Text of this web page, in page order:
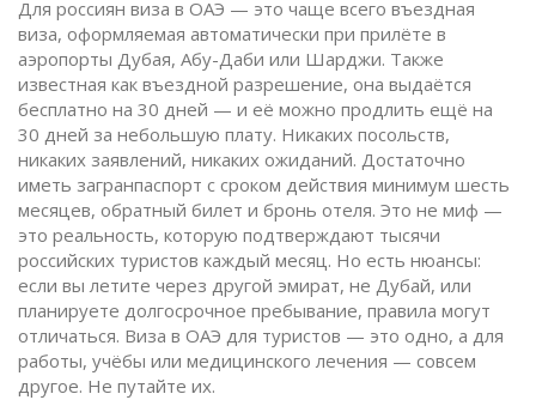
Для россиян виза в ОАЭ — это чаще всего въездная
виза, оформляемая автоматически при прилёте в
аэропорты Дубая, Абу-Даби или Шарджи. Также
известная как въездной разрешение, она выдаётся
бесплатно на 30 дней — и её можно продлить ещё на
30 дней за небольшую плату. Никаких посольств,
никаких заявлений, никаких ожиданий. Достаточно
иметь загранпаспорт с сроком действия минимум шесть
месяцев, обратный билет и бронь отеля. Это не миф —
это реальность, которую подтверждают тысячи
российских туристов каждый месяц. Но есть нюансы:
если вы летите через другой эмират, не Дубай, или
планируете долгосрочное пребывание, правила могут
отличаться. Виза в ОАЭ для туристов — это одно, а для
работы, учёбы или медицинского лечения — совсем
другое. Не путайте их.